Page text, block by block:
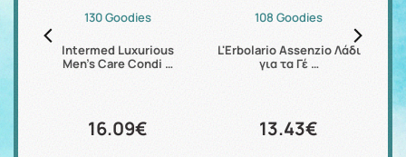
130 Goodies
Intermed Luxurious
Men's Care Condi …
16.09€
108 Goodies
L'Erbolario Assenzio Λάδι
για τα Γέ …
13.43€